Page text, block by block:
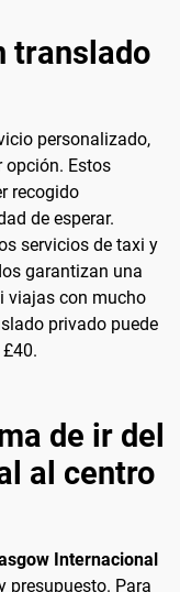
translado
personalizado,
opción. Estos
recogido
de esperar.
servicios de taxi y
garantizan una
viajas con mucho
privado puede
de ir del
al centro
Internacional
presupuesto. Para